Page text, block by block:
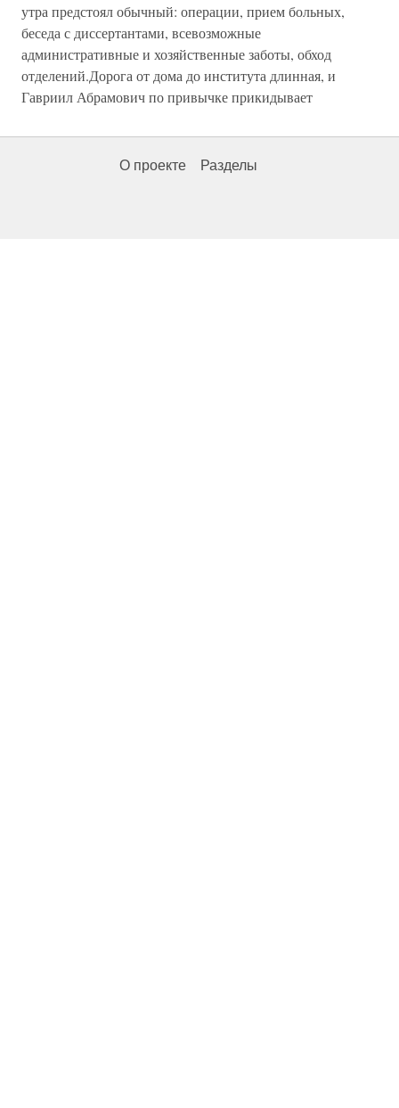
утра предстоял обычный: операции, прием больных,
беседа с диссертантами, всевозможные
административные и хозяйственные заботы, обход
отделений.Дорога от дома до института длинная, и
Гавриил Абрамович по привычке прикидывает
О проекте Разделы